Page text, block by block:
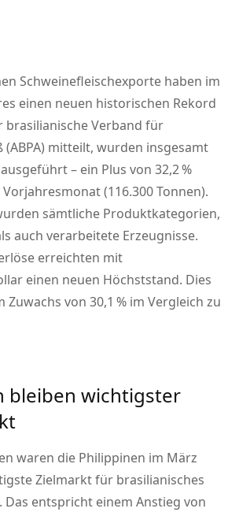
Schweinefleischexporte haben im
einen neuen historischen Rekord
brasilianische Verband für
(ABPA) mitteilt, wurden insgesamt
– ein Plus von 32,2 %
(116.300 Tonnen).
sämtliche Produktkategorien,
auch verarbeitete Erzeugnisse.
erreichten mit
einen neuen Höchststand. Dies
von 30,1 % im Vergleich zu
bleiben wichtigster
waren die Philippinen im März
Zielmarkt für brasilianisches
Das entspricht einem Anstieg von